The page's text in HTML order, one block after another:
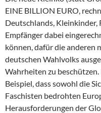
EINE BILLION EURO,
Deutschlands, Kleinkinder,
Empfänger dabei
können, dafür die anderen
deutschen Wahlvolks
Wahrheiten zu
Beispiel, dass sowohl die
Faschisten bedrohten
Herausforderungen der